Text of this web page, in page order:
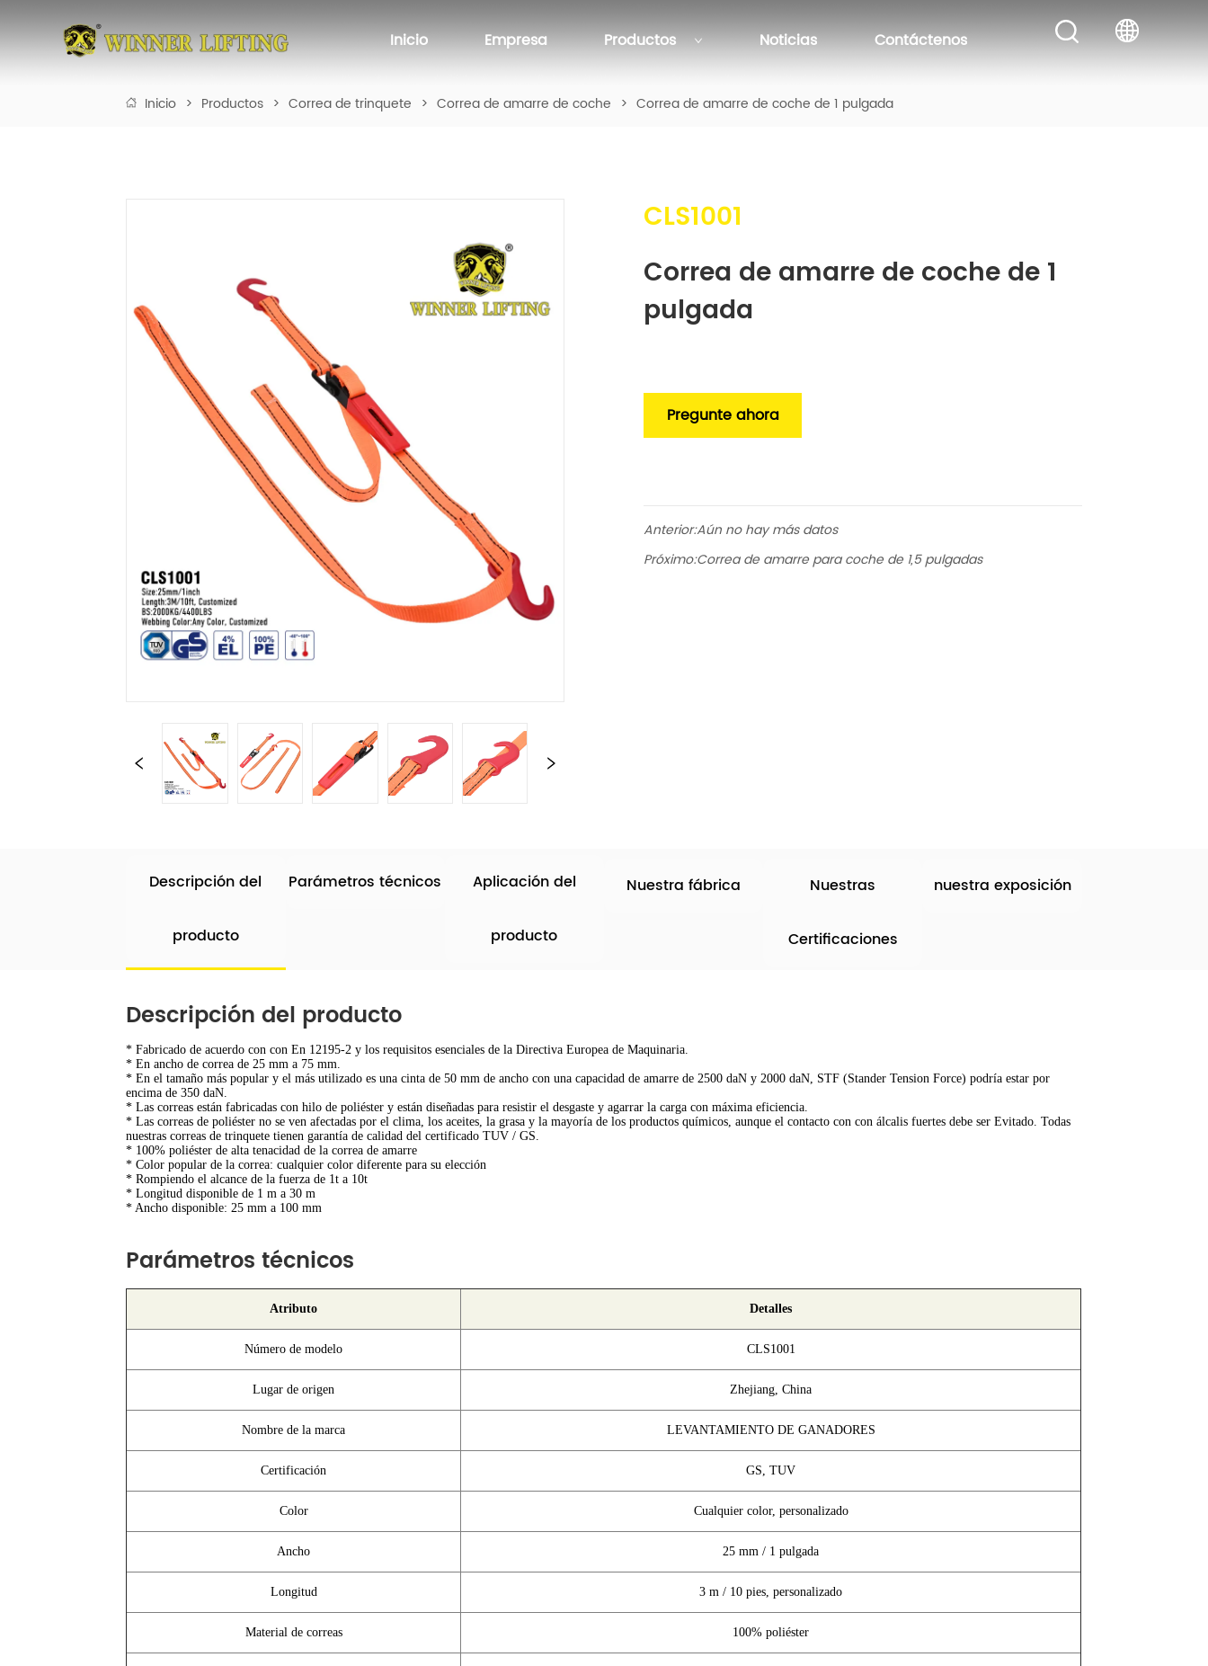
Inicio Empresa Productos Noticias Contáctenos
Inicio > Productos > Correa de trinquete > Correa de amarre de coche > Correa de amarre de coche de 1 pulgada
CLS1001
Correa de amarre de coche de 1
pulgada
Pregunte ahora
Anterior:Aún no hay más datos
Próximo:Correa de amarre para coche de 1,5 pulgadas
Descripción del
producto
Parámetros técnicos Aplicación del
producto
Nuestra fábrica Nuestras
Certificaciones
nuestra exposición
Descripción del producto
* Fabricado de acuerdo con con En 12195-2 y los requisitos esenciales de la Directiva Europea de Maquinaria.
* En ancho de correa de 25 mm a 75 mm.
* En el tamaño más popular y el más utilizado es una cinta de 50 mm de ancho con una capacidad de amarre de 2500 daN y 2000 daN, STF (Stander Tension Force) podría estar por
encima de 350 daN.
* Las correas están fabricadas con hilo de poliéster y están diseñadas para resistir el desgaste y agarrar la carga con máxima eficiencia.
* Las correas de poliéster no se ven afectadas por el clima, los aceites, la grasa y la mayoría de los productos químicos, aunque el contacto con con álcalis fuertes debe serEvitado. Todas
nuestras correas de trinquete tienen garantía de calidad del certificado TUV / GS.
* 100% poliéster de alta tenacidad de la correa de amarre
* Color popular de la correa: cualquier color diferente para su elección
* Rompiendo el alcance de la fuerza de 1t a 10t
* Longitud disponible de 1 m a 30 m
* Ancho disponible: 25 mm a 100 mm
Parámetros técnicos
Atributo Detalles
Número de modelo CLS1001
Lugar de origen Zhejiang, China
Nombre de la marca LEVANTAMIENTO DE GANADORES
Certificación GS, TUV
Color Cualquier color, personalizado
Ancho 25 mm / 1 pulgada
Longitud 3 m / 10 pies, personalizado
Material de correas 100% poliéster